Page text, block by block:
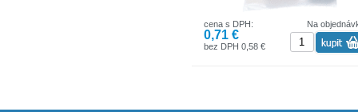
Na
cena s DPH:
0,71 €
bez DPH 0,58 €